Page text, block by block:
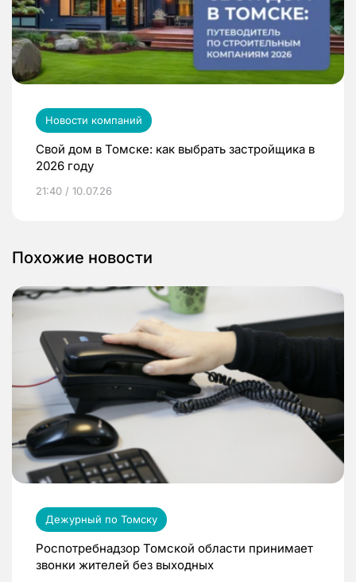
Новости компаний
Свой дом в Томске: как выбрать застройщика в
2026 году
21:40 / 10.07.26
Похожие новости
Дежурный по Томску
Роспотребнадзор Томской области принимает
звонки жителей без выходных